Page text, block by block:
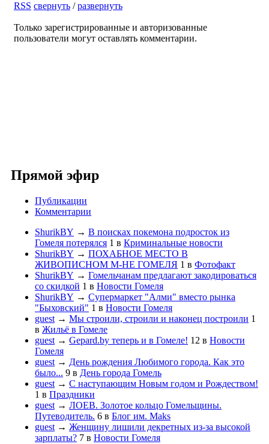
RSS свернуть /развернуть
Только зарегистрированные и авторизованные
пользователи могут оставлять комментарии.
Прямой эфир
Публикации
Комментарии
ShurikBY → В поисках покемона подросток из
Гомеля потерялся 1 в Криминальные новости
ShurikBY → ПОХАБНОЕ МЕСТО В
ЖИВОПИСНОМ М-НЕ ГОМЕЛЯ 1 в Фотофакт
ShurikBY → Гомельчанам предлагают закодироваться
со скидкой 1 в Новости Гомеля
ShurikBY → Супермаркет "Алми" вместо рынка
"Быховский" 1 в Новости Гомеля
guest → Мы строили, строили и наконец построили 1
в Жильё в Гомеле
guest → Gepard.by теперь и в Гомеле! 12 в Новости
Гомеля
guest → День рождения Любимого города. Как это
было... 9 в День города Гомель
guest → С наступающим Новым годом и Рождеством!
1 в Праздники
guest → ЛОЕВ. Золотое кольцо Гомельщины.
Путеводитель. 6 в Блог им. Maks
guest → Женщину лишили декретных из-за высокой
зарплаты? 7 в Новости Гомеля